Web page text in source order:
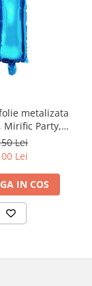
metalizata
Mirific Party,
I, 40 cm
Lei
Lei
IN COS